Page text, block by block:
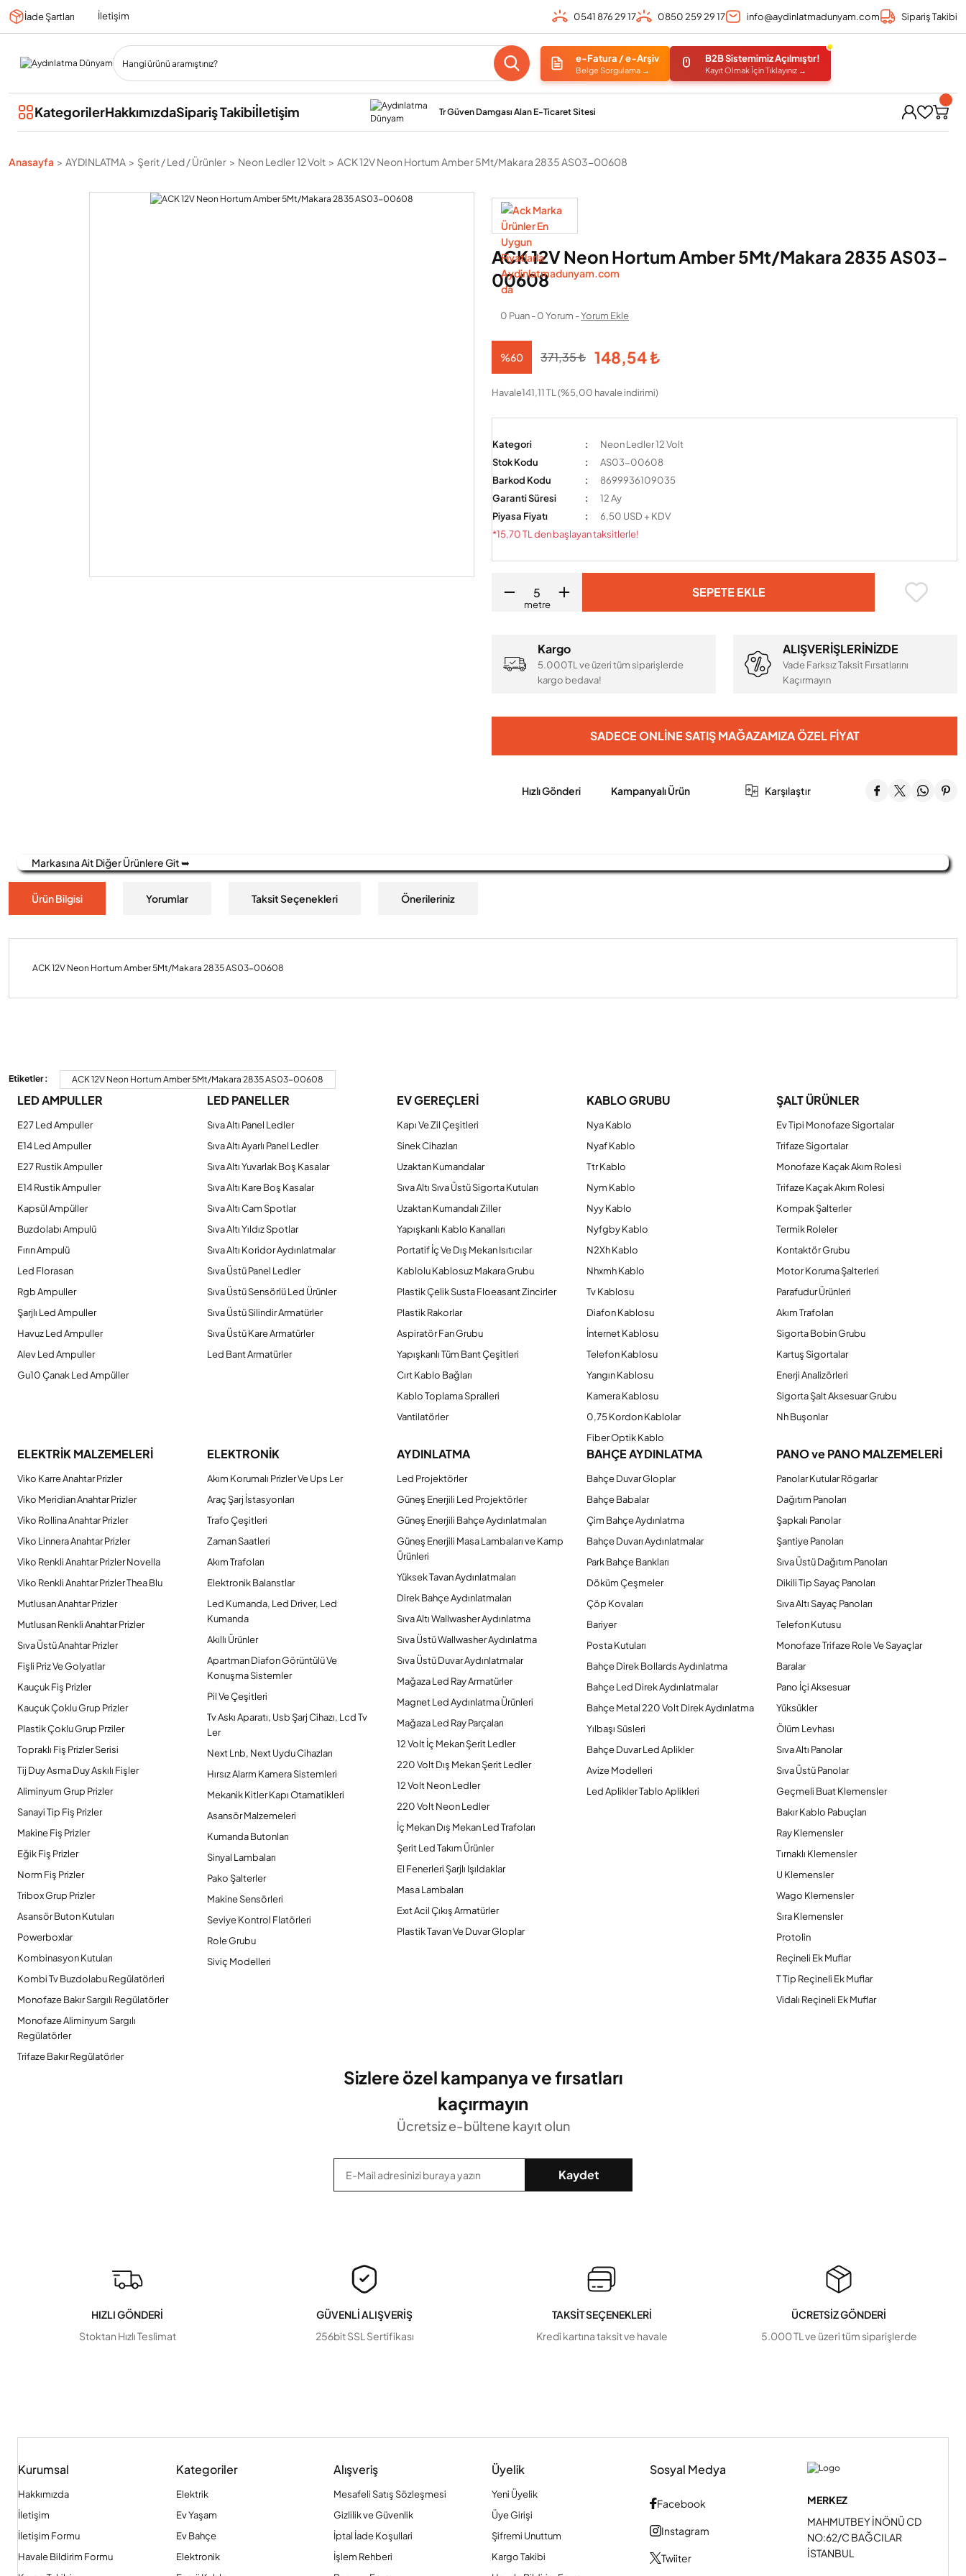
İade Şartları İletişim 0541 876 29 17 0850 259 29 17 info@aydinlatmadunyam.com Sipariş Takibi
e-Fatura / e-Arşiv
Belge Sorgulama →
B2B Sistemimiz Açılmıştır!
Kayıt Olmak İçin Tıklayınız →
KategorilerHakkımızdaSipariş Takibiİletişim Tr Güven Damgası Alan E-Ticaret Sitesi
Anasayfa AYDINLATMA Şerit / Led / Ürünler Neon Ledler 12 Volt ACK 12V Neon Hortum Amber 5Mt/Makara 2835 AS03-00608
ACK 12V Neon Hortum Amber 5Mt/Makara 2835 AS03-
00608
0 Puan - 0 Yorum -Yorum Ekle
%60 371,35 ₺ 148,54 ₺
Havale141,11 TL (%5,00 havale indirimi)
Kategori
Neon Ledler 12 Volt
Stok Kodu
AS03-00608
Barkod Kodu
8699936109035
Garanti Süresi
12 Ay
Piyasa Fiyatı
6,50 USD + KDV
*15,70 TL den başlayan taksitlerle!
metre
SEPETE EKLE
Kargo
5.000TL ve üzeri tüm siparişlerde
kargo bedava!
ALIŞVERİŞLERİNİZDE
Vade Farksız Taksit Fırsatlarını
Kaçırmayın
SADECE ONLINE SATIŞ MAĞAZAMIZA ÖZEL FIYAT
Hızlı Gönderi Kampanyalı Ürün Karşılaştır
Markasına Ait Diğer Ürünlere Git ➥
Ürün Bilgisi Yorumlar Taksit Seçenekleri Önerileriniz
ACK 12V Neon Hortum Amber 5Mt/Makara 2835 AS03-00608
Yorum Yaz
Ürün resmi kalitesiz, bozuk veya görüntülenemiyor.
Ürün açıklamasında eksik bilgiler bulunuyor.
Ürün bilgilerinde hatalar bulunuyor.
Ürün fiyatı diğer sitelerden daha pahalı.
Bu ürüne benzer farklı alternatifler olmalı.
Gönder
Etiketler : ACK 12V Neon Hortum Amber 5Mt/Makara 2835 AS03-00608
LED AMPULLER
E27 Led Ampuller
E14 Led Ampuller
E27 Rustik Ampuller
E14 Rustik Ampuller
Kapsül Ampüller
Buzdolabı Ampulü
Fırın Ampulü
Led Florasan
Rgb Ampuller
Şarjlı Led Ampuller
Havuz Led Ampuller
Alev Led Ampuller
Gu10 Çanak Led Ampüller
LED PANELLER
Sıva Altı Panel Ledler
Sıva Altı Ayarlı Panel Ledler
Sıva Altı Yuvarlak Boş Kasalar
Sıva Altı Kare Boş Kasalar
Sıva Altı Cam Spotlar
Sıva Altı Yıldız Spotlar
Sıva Altı Koridor Aydınlatmalar
Sıva Üstü Panel Ledler
Sıva Üstü Sensörlü Led Ürünler
Sıva Üstü Silindir Armatürler
Sıva Üstü Kare Armatürler
Led Bant Armatürler
EV GEREÇLERİ
Kapı Ve Zil Çeşitleri
Sinek Cihazları
Uzaktan Kumandalar
Sıva Altı Sıva Üstü Sigorta Kutuları
Uzaktan Kumandalı Ziller
Yapışkanlı Kablo Kanalları
Portatif İç Ve Dış Mekan Isıtıcılar
Kablolu Kablosuz Makara Grubu
Plastik Çelik Susta Floeasant Zincirler
Plastik Rakorlar
Aspiratör Fan Grubu
Yapışkanlı Tüm Bant Çeşitleri
Cırt Kablo Bağları
Kablo Toplama Spralleri
Vantilatörler
KABLO GRUBU
Nya Kablo
Nyaf Kablo
Ttr Kablo
Nym Kablo
Nyy Kablo
Nyfgby Kablo
N2Xh Kablo
Nhxmh Kablo
Tv Kablosu
Diafon Kablosu
İnternet Kablosu
Telefon Kablosu
Yangın Kablosu
Kamera Kablosu
0,75 Kordon Kablolar
Fiber Optik Kablo
ŞALT ÜRÜNLER
Ev Tipi Monofaze Sigortalar
Trifaze Sigortalar
Monofaze Kaçak Akım Rolesi
Trifaze Kaçak Akım Rolesi
Kompak Şalterler
Termik Roleler
Kontaktör Grubu
Motor Koruma Şalterleri
Parafudur Ürünleri
Akım Trafoları
Sigorta Bobin Grubu
Kartuş Sigortalar
Enerji Analizörleri
Sigorta Şalt Aksesuar Grubu
Nh Buşonlar
ELEKTRİK MALZEMELERİ
Viko Karre Anahtar Prizler
Viko Meridian Anahtar Prizler
Viko Rollina Anahtar Prizler
Viko Linnera Anahtar Prizler
Viko Renkli Anahtar Prizler Novella
Viko Renkli Anahtar Prizler Thea Blu
Mutlusan Anahtar Prizler
Mutlusan Renkli Anahtar Prizler
Sıva Üstü Anahtar Prizler
Fişli Priz Ve Golyatlar
Kauçuk Fiş Prizler
Kauçuk Çoklu Grup Prizler
Plastik Çoklu Grup Prziler
Topraklı Fiş Prizler Serisi
Tij Duy Asma Duy Askılı Fişler
Aliminyum Grup Prizler
Sanayi Tip Fiş Prizler
Makine Fiş Prizler
Eğik Fiş Prizler
Norm Fiş Prizler
Tribox Grup Prizler
Asansör Buton Kutuları
Powerboxlar
Kombinasyon Kutuları
Kombi Tv Buzdolabu Regülatörleri
Monofaze Bakır Sargılı Regülatörler
Monofaze Aliminyum Sargılı
Regülatörler
Trifaze Bakır Regülatörler
ELEKTRONİK
Akım Korumalı Prizler Ve Ups Ler
Araç Şarj İstasyonları
Trafo Çeşitleri
Zaman Saatleri
Akım Trafoları
Elektronik Balanstlar
Led Kumanda, Led Driver, Led
Kumanda
Akıllı Ürünler
Apartman Diafon Görüntülü Ve
Konuşma Sistemler
Pil Ve Çeşitleri
Tv Askı Aparatı, Usb Şarj Cihazı, Lcd Tv
Ler
Next Lnb, Next Uydu Cihazları
Hırsız Alarm Kamera Sistemleri
Mekanik Kitler Kapı Otamatikleri
Asansör Malzemeleri
Kumanda Butonları
Sinyal Lambaları
Pako Şalterler
Makine Sensörleri
Seviye Kontrol Flatörleri
Role Grubu
Siviç Modelleri
AYDINLATMA
Led Projektörler
Güneş Enerjili Led Projektörler
Güneş Enerjili Bahçe Aydınlatmaları
Güneş Enerjili Masa Lambaları ve Kamp
Ürünleri
Yüksek Tavan Aydınlatmaları
Direk Bahçe Aydınlatmaları
Sıva Altı Wallwasher Aydınlatma
Sıva Üstü Wallwasher Aydınlatma
Sıva Üstü Duvar Aydınlatmalar
Mağaza Led Ray Armatürler
Magnet Led Aydınlatma Ürünleri
Mağaza Led Ray Parçaları
12 Volt İç Mekan Şerit Ledler
220 Volt Dış Mekan Şerit Ledler
12 Volt Neon Ledler
220 Volt Neon Ledler
İç Mekan Dış Mekan Led Trafoları
Şerit Led Takım Ürünler
El Fenerleri Şarjlı Işıldaklar
Masa Lambaları
Exıt Acil Çıkış Armatürler
Plastik Tavan Ve Duvar Gloplar
BAHÇE AYDINLATMA
Bahçe Duvar Gloplar
Bahçe Babalar
Çim Bahçe Aydınlatma
Bahçe Duvarı Aydınlatmalar
Park Bahçe Bankları
Döküm Çeşmeler
Çöp Kovaları
Bariyer
Posta Kutuları
Bahçe Direk Bollards Aydınlatma
Bahçe Led Direk Aydınlatmalar
Bahçe Metal 220 Volt Direk Aydınlatma
Yılbaşı Süsleri
Bahçe Duvar Led Aplikler
Avize Modelleri
Led Aplikler Tablo Aplikleri
PANO ve PANO MALZEMELERİ
Panolar Kutular Rögarlar
Dağıtım Panoları
Şapkalı Panolar
Şantiye Panoları
Sıva Üstü Dağıtım Panoları
Dikili Tip Sayaç Panoları
Sıva Altı Sayaç Panoları
Telefon Kutusu
Monofaze Trifaze Role Ve Sayaçlar
Baralar
Pano İçi Aksesuar
Yüksükler
Ölüm Levhası
Sıva Altı Panolar
Sıva Üstü Panolar
Geçmeli Buat Klemensler
Bakır Kablo Pabuçları
Ray Klemensler
Tırnaklı Klemensler
U Klemensler
Wago Klemensler
Sıra Klemensler
Protolin
Reçineli Ek Muflar
T Tip Reçineli Ek Muflar
Vidalı Reçineli Ek Muflar
Sizlere özel kampanya ve fırsatları
kaçırmayın
Ücretsiz e-bültene kayıt olun
Kaydet
HIZLI GÖNDERİ
Stoktan Hızlı Teslimat
GÜVENLİ ALIŞVERİŞ
256bit SSL Sertifikası
TAKSİT SEÇENEKLERİ
Kredi kartına taksit ve havale
ÜCRETSİZ GÖNDERİ
5.000 TL ve üzeri tüm siparişlerde
Kurumsal
Hakkımızda
İletişim
İletişim Formu
Havale Bildirim Formu
Kategoriler
Elektrik
Ev Yaşam
Ev Bahçe
Elektronik
Alışveriş
Mesafeli Satış Sözleşmesi
Gizlilik ve Güvenlik
İptal İade Koşullari
İşlem Rehberi
Üyelik
Yeni Üyelik
Üye Girişi
Şifremi Unuttum
Kargo Takibi
Sosyal Medya
Facebook
Instagram
Twiiter
MERKEZ
MAHMUTBEY İNÖNÜ CD
NO:62/C BAĞCILAR
İSTANBUL